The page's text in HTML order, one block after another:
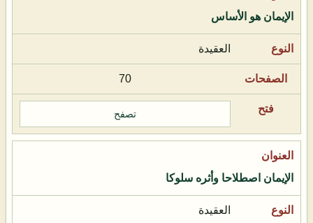
الإيمان هو الأساس
العقيدة
70
تصفح
الإيمان اصطلاحا وأثره سلوكا
العقيدة